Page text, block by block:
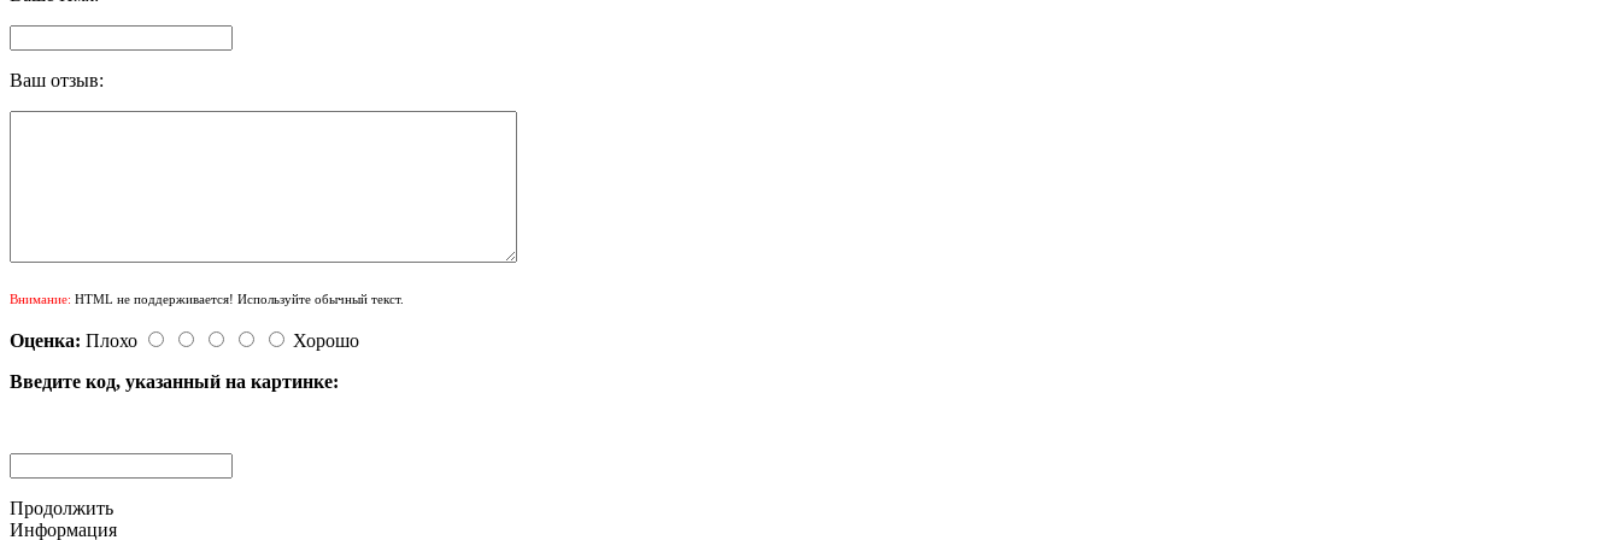
Ваш отзыв:
Внимание: HTML не поддерживается! Используйте обычный текст.
Оценка: Плохо
Хорошо
Введите код, указанный на картинке:
Продолжить
Информация